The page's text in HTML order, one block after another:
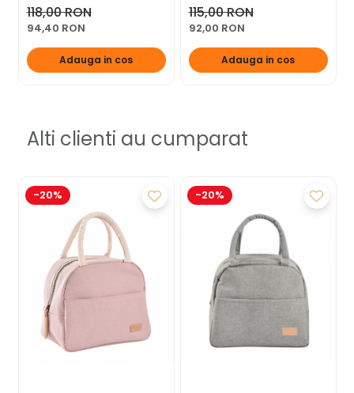
118,00 RON
94,40 RON
Adauga in cos
115,00 RON
92,00 RON
Adauga in cos
Alti clienti au cumparat
-20% -20%